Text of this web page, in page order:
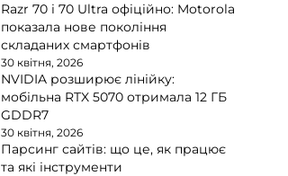
Razr 70 і 70 Ultra офіційно: Motorola
показала нове покоління
складаних смартфонів
30 квітня, 2026
NVIDIA розширює лінійку:
мобільна RTX 5070 отримала 12 ГБ
GDDR7
30 квітня, 2026
Парсинг сайтів: що це, як працює
та які інструменти